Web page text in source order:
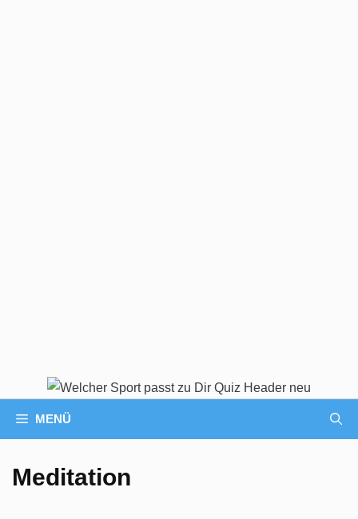
MENÜ
Meditation